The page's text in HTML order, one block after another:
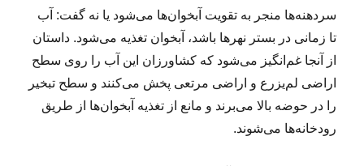
سردهنه‌ها منجر به تقویت آبخوان‌ها می‌شود یا نه گفت: آب
تا زمانی در بستر نهرها باشد، آبخوان تغذیه می‌شود. داستان
از آنجا غم‌انگیز می‌شود که کشاورزان این آب را روی سطح
اراضی لم‌یزرع و اراضی مرتعی پخش می‌کنند و سطح تبخیر
را در حوضه بالا می‌برند و مانع از تغذیه آبخوان‌ها از طریق
رودخانه‌ها می‌شوند.